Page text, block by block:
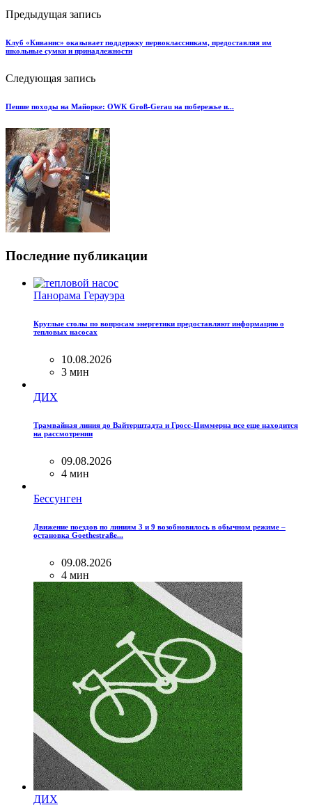
Предыдущая запись
Клуб «Киванис» оказывает поддержку первоклассникам, предоставляя им
школьные сумки и принадлежности
Следующая запись
Пешие походы на Майорке: OWK Groß-Gerau на побережье и...
Последние публикации
Панорама Герауэра
Круглые столы по вопросам энергетики предоставляют информацию о
тепловых насосах
10.08.2026
3 мин
ДИХ
Трамвайная линия до Вайтерштадта и Гросс-Циммерна все еще находится
на рассмотрении
09.08.2026
4 мин
Бессунген
Движение поездов по линиям 3 и 9 возобновилось в обычном режиме –
остановка Goethestraße...
09.08.2026
4 мин
ДИХ